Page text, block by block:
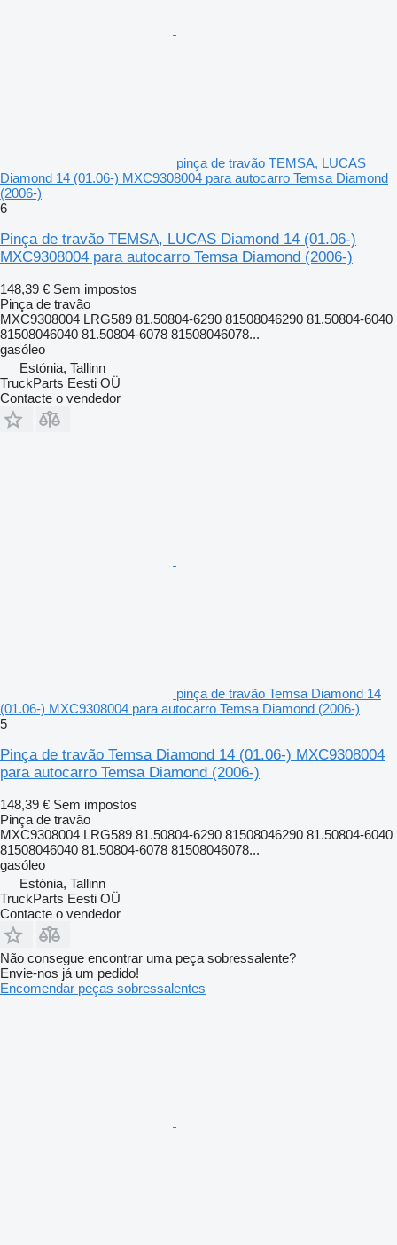
pinça de travão TEMSA, LUCAS
Diamond 14 (01.06-) MXC9308004 para autocarro Temsa Diamond
(2006-)
6
Pinça de travão TEMSA, LUCAS Diamond 14 (01.06-)
MXC9308004 para autocarro Temsa Diamond (2006-)
148,39 € Sem impostos
Pinça de travão
MXC9308004 LRG589 81.50804-6290 81508046290 81.50804-6040
81508046040 81.50804-6078 81508046078...
gasóleo
Estónia, Tallinn
TruckParts Eesti OÜ
Contacte o vendedor
pinça de travão Temsa Diamond 14
(01.06-) MXC9308004 para autocarro Temsa Diamond (2006-)
5
Pinça de travão Temsa Diamond 14 (01.06-) MXC9308004
para autocarro Temsa Diamond (2006-)
148,39 € Sem impostos
Pinça de travão
MXC9308004 LRG589 81.50804-6290 81508046290 81.50804-6040
81508046040 81.50804-6078 81508046078...
gasóleo
Estónia, Tallinn
TruckParts Eesti OÜ
Contacte o vendedor
Não consegue encontrar uma peça sobressalente?
Envie-nos já um pedido!
Encomendar peças sobressalentes